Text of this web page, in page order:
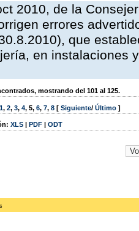
2010, de la
errores
que
en instalaciones
mostrando del 101 al 125.
1, 2, 3, 4, 5, 6, 7, 8 [ Siguiente/ Último ]
XLS | PDF | ODT